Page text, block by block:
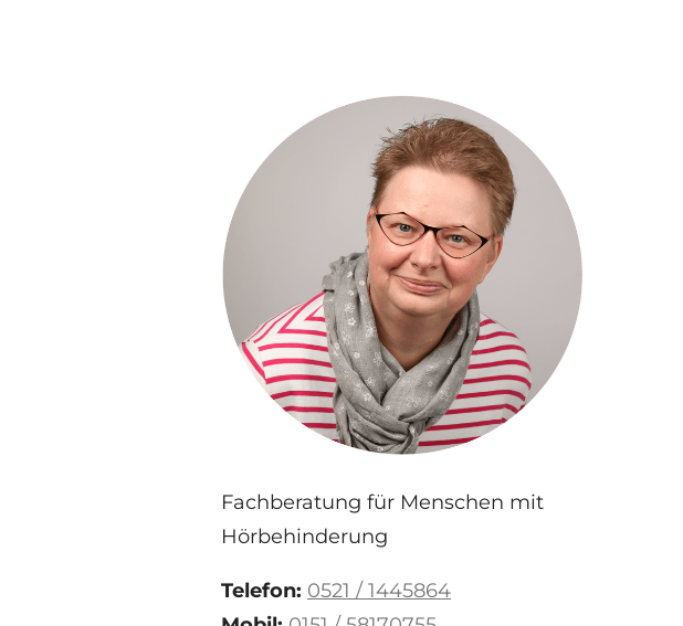
Fachberatung für Menschen mit
Hörbehinderung
Telefon: 0521 / 1445864